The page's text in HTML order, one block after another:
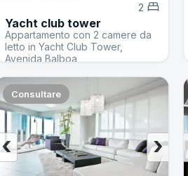
2
Yacht club tower
Appartamento con 2 camere da
letto in Yacht Club Tower,
Avenida Balboa
Consultare
›
‹